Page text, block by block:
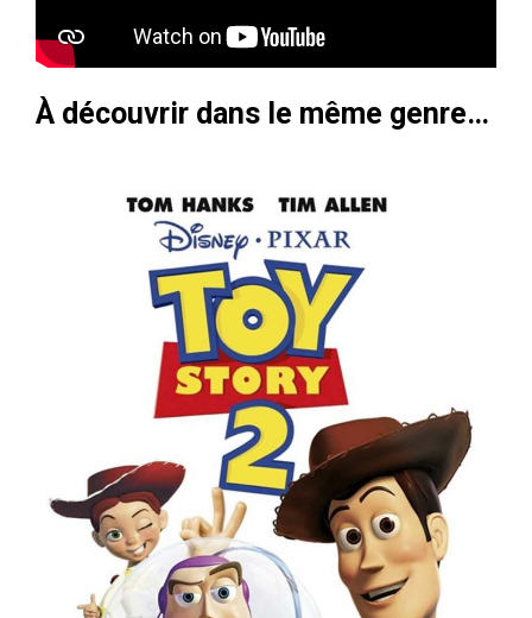
À découvrir dans le même genre…